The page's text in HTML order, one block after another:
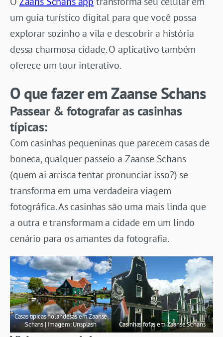
um guia turístico digital para que você possa
explorar sozinho a vila e descobrir a história
dessa charmosa cidade. O aplicativo também
oferece um tour interativo.
O que fazer em Zaanse Schans
Passear & fotografar as casinhas
típicas:
Com casinhas pequeninas que parecem casas de
boneca, qualquer passeio a Zaanse Schans
(quem ai arrisca tentar pronunciar isso?) se
transforma em uma verdadeira viagem
fotográfica. As casinhas são uma mais linda que
a outra e transformam a cidade em um lindo
cenário para os amantes da fotografia.
Casas típicas holandesas em Zaanse
Schans | Imagem: Unsplash
Casinhas fofas em Zaanse Schans